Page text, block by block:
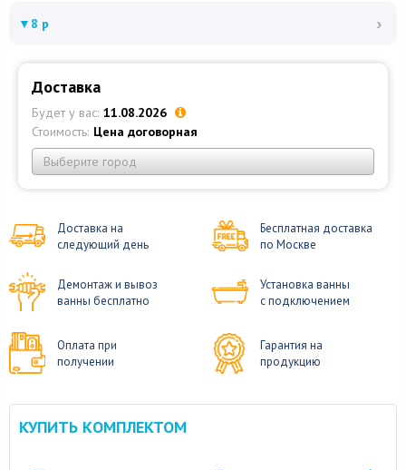
▼ 8 р ›
Доставка
Будет у вас: 11.08.2026
Стоимость: Цена договорная
Выберите город
Доставка на
следующий день
Бесплатная доставка
по Москве
Демонтаж и вывоз
ванны бесплатно
Установка ванны
с подключением
Оплата при
получении
Гарантия на
продукцию
КУПИТЬ КОМПЛЕКТОМ